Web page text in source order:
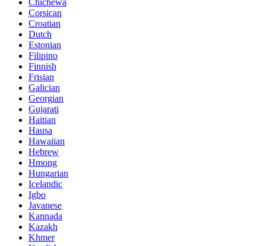
Corsican
Croatian
Dutch
Estonian
Filipino
Finnish
Frisian
Galician
Georgian
Gujarati
Haitian
Hausa
Hawaiian
Hebrew
Hmong
Hungarian
Icelandic
Igbo
Javanese
Kannada
Kazakh
Khmer